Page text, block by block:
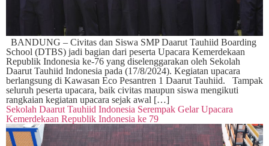
BANDUNG – Civitas dan Siswa SMP Daarut Tauhiid Boarding
School (DTBS) jadi bagian dari peserta Upacara Kemerdekaan
Republik Indonesia ke-76 yang diselenggarakan oleh Sekolah
Daarut Tauhiid Indonesia pada (17/8/2024). Kegiatan upacara
berlangsung di Kawasan Eco Pesantren 1 Daarut Tauhiid. Tampak
seluruh peserta upacara, baik civitas maupun siswa mengikuti
rangkaian kegiatan upacara sejak awal […]
Sekolah Daarut Tauhiid Indonesia Serempak Gelar Upacara
Kemerdekaan Republik Indonesia ke 79